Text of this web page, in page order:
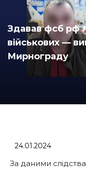
Здавав фсб рф
військових —
Мирнограду
24.01.2024
За даними